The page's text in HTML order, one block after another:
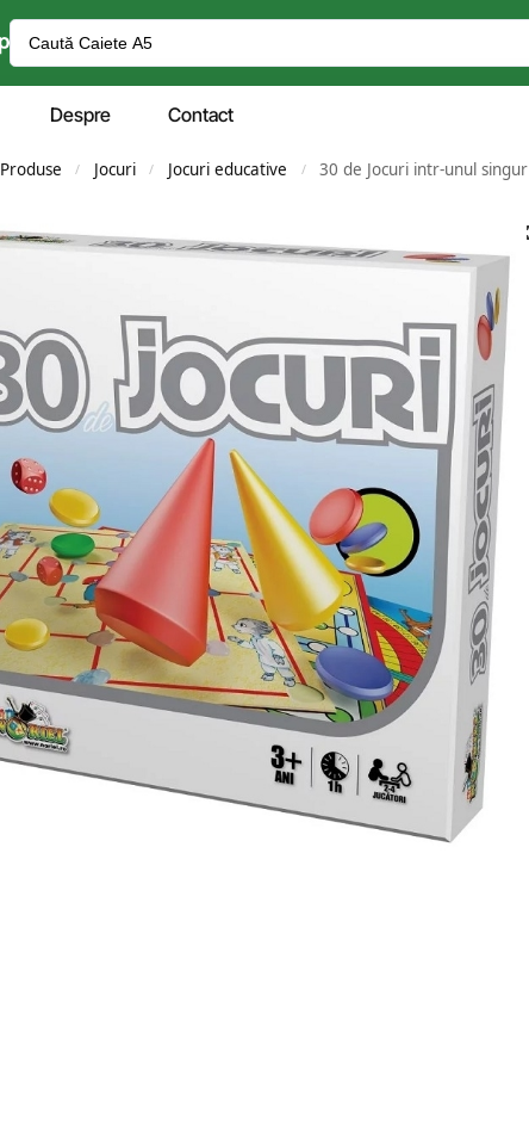
Despre Contact
Produse / Jocuri / Jocuri educative / 30 de Jocuri intr-unul singur